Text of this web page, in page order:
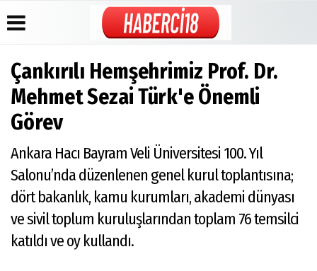
Üye Paneli
Haber
Arşivi
Arşivi
Günün
Haberleri
Hava
Durumu
Anketler
Biyografiler
Köşe
Yazarları
Foto
İletişim
Mail
Yönetim
Paneli
Künye
Çankırılı Hemşehrimiz Prof. Dr.
Mehmet Sezai Türk'e Önemli
Görev
Ankara Hacı Bayram Veli Üniversitesi 100. Yıl
Salonu’nda düzenlenen genel kurul toplantısına;
dört bakanlık, kamu kurumları, akademi dünyası
ve sivil toplum kuruluşlarından toplam 76 temsilci
katıldı ve oy kullandı.